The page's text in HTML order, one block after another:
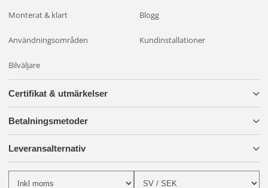
Monterat & klart Blogg
Användningsområden Kundinstallationer
Bilväljare
Certifikat & utmärkelser
Betalningsmetoder
Leveransalternativ